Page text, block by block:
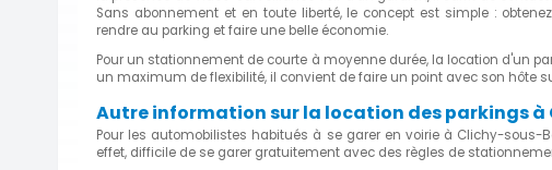
Sans abonnement et en toute liberté, le concept est simple :
rendre au parking et faire une belle économie.
Pour un stationnement de courte à moyenne durée, la location d'un
un maximum de flexibilité, il convient de faire un point avec son hôte
Autre information sur la location des parkings
Pour les automobilistes habitués à se garer en voirie à Clichy-
effet, difficile de se garer gratuitement avec des règles de